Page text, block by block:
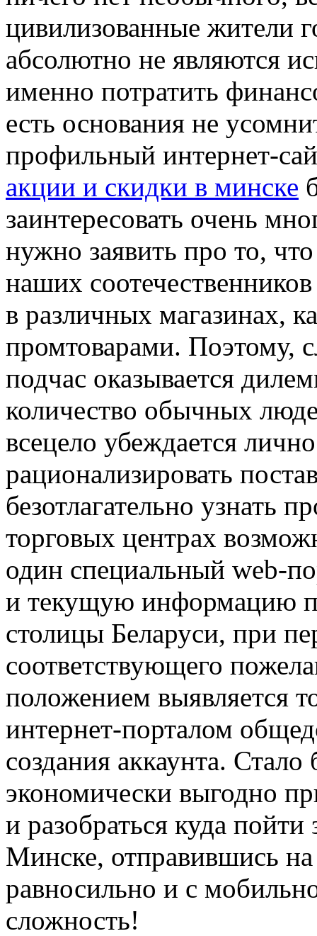
цивилизованные жители
абсолютно не являются
именно потратить
есть основания не
профильный интернет-
акции и скидки в минске
заинтересовать очень
нужно заявить про то,
наших
в различных магазинах,
промтоварами. Поэтому,
подчас оказывается
количество обычных
всецело убеждается
рационализировать
безотлагательно узнать
торговых центрах
один специальный web-
и текущую информацию
столицы Беларуси, при
соответствующего
положением выявляется
интернет-порталом
создания аккаунта. Стало
экономически выгодно
и разобраться куда
Минске, отправившись
равносильно и с
сложность!